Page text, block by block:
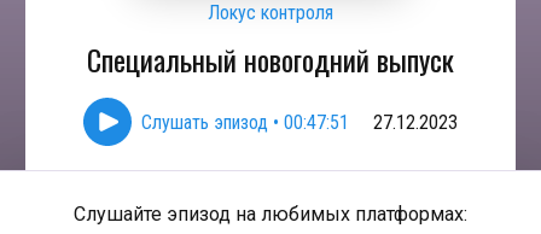
Локус контроля
Специальный новогодний выпуск
Слушать эпизод • 00:47:51 27.12.2023
Слушайте эпизод на любимых платформах: